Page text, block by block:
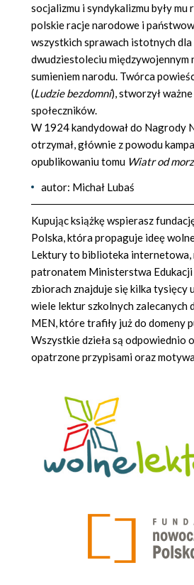
socjalizmu i syndykalizmu były mu
polskie racje narodowe i
wszystkich sprawach istotnych
dwudziestoleciu międzywojennym
sumieniem narodu. Twórca
(Ludzie bezdomni), stworzył
społeczników.
W 1924 kandydował do Nagrody
otrzymał, głównie z powodu
opublikowaniu tomu Wiatr od
autor: Michał Lubaś
Kupując książkę wspierasz
Polska, która propaguje ideę
Lektury to biblioteka internetowa,
patronatem Ministerstwa
zbiorach znajduje się kilka tysięcy
wiele lektur szkolnych zalecanych
MEN, które trafiły już do domeny
Wszystkie dzieła są odpowiednio
opatrzone przypisami oraz